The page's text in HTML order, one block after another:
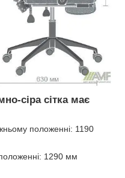
сіра сітка має
положенні: 1190
1290 мм